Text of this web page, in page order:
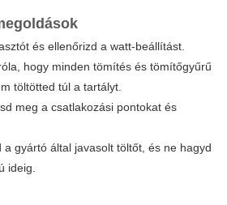
és ellenőrizd a watt-beállítást.
hogy minden tömítés és tömítőgyűrű
töltötted túl a tartályt.
meg a csatlakozási pontokat és
gyártó által javasolt töltőt, és ne hagyd
ideig.